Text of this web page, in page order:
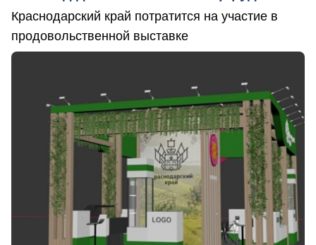
Краснодарский край потратится на участие в
продовольственной выставке